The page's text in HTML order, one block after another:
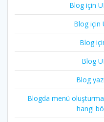
Blog için
Blog için
Blog
Blog
Blog
Blogda menü
hangi